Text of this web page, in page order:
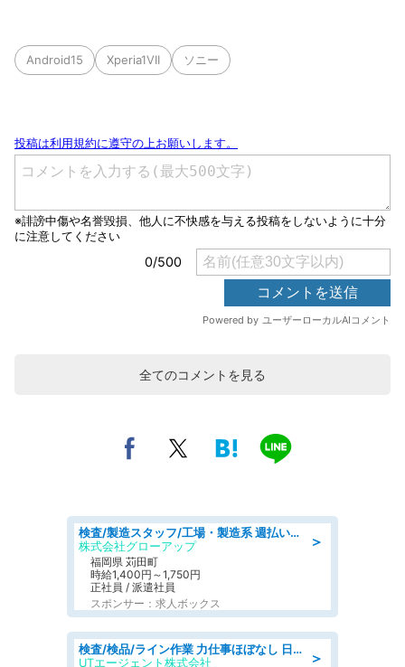
Android15 Xperia1VII ソニー
全てのコメントを見る
＞
検査/製造スタッフ/工場・製造系 週払いOK 土日休み プラスチック製品組立 チェック
株式会社グローアップ
福岡県 苅田町
時給1,400円～1,750円
正社員 / 派遣社員
スポンサー：求人ボックス
＞
検査/検品/ライン作業 力仕事ほぼなし 日勤 土日休 未経験歓迎 検品·検査
UTエージェント株式会社